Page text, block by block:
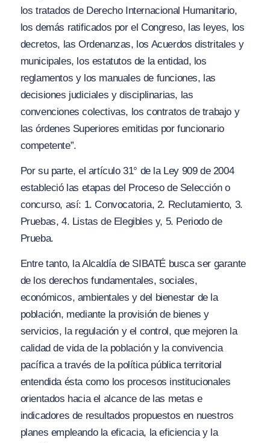
los tratados de Derecho Internacional Humanitario,
los demás ratificados por el Congreso, las leyes, los
decretos, las Ordenanzas, los Acuerdos distritales y
municipales, los estatutos de la entidad, los
reglamentos y los manuales de funciones, las
decisiones judiciales y disciplinarias, las
convenciones colectivas, los contratos de trabajo y
las órdenes Superiores emitidas por funcionario
competente”.
Por su parte, el artículo 31° de la Ley 909 de 2004
estableció las etapas del Proceso de Selección o
concurso, así: 1. Convocatoria, 2. Reclutamiento, 3.
Pruebas, 4. Listas de Elegibles y, 5. Periodo de
Prueba.
Entre tanto, la Alcaldía de SIBATÉ busca ser garante
de los derechos fundamentales, sociales,
económicos, ambientales y del bienestar de la
población, mediante la provisión de bienes y
servicios, la regulación y el control, que mejoren la
calidad de vida de la población y la convivencia
pacífica a través de la política pública territorial
entendida ésta como los procesos institucionales
orientados hacia el alcance de las metas e
indicadores de resultados propuestos en nuestros
planes empleando la eficacia, la eficiencia y la